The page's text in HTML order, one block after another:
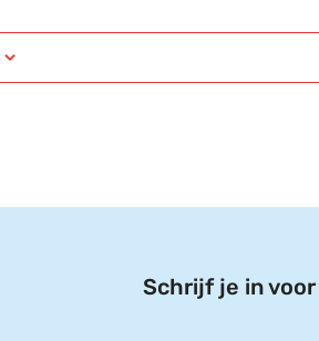
Schrijf je in